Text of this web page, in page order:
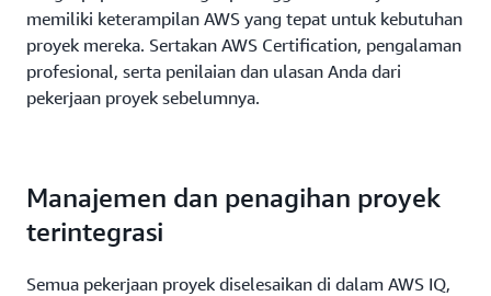
memiliki keterampilan AWS yang tepat untuk kebutuhan
proyek mereka. Sertakan AWS Certification, pengalaman
profesional, serta penilaian dan ulasan Anda dari
pekerjaan proyek sebelumnya.
Manajemen dan penagihan proyek
terintegrasi
Semua pekerjaan proyek diselesaikan di dalam AWS IQ,